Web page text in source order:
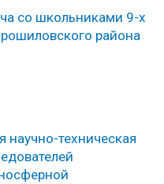
со школьниками 9-х
района
научно-техническая